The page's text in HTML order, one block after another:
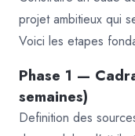
projet ambitieux qui
Voici les etapes
Phase 1 —
semaines)
Definition des